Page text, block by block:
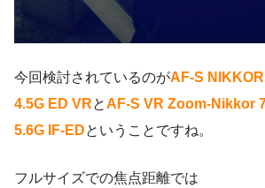
今回検討されているのがAF-S
4.5G ED VRとAF-S VR Zoom-Nikkor
5.6G IF-EDということですね。
フルサイズでの焦点距離では